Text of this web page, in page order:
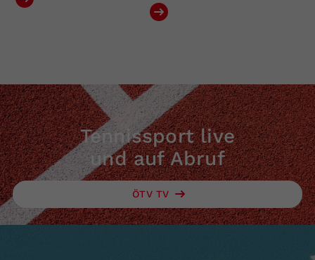
Tennissport live
und auf Abruf
ÖTV TV